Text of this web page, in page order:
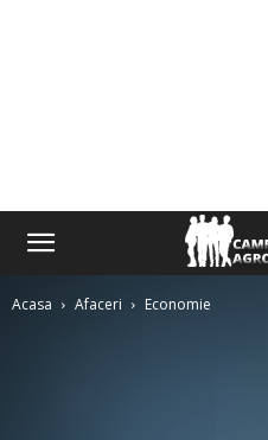
Acasa Afaceri Economie